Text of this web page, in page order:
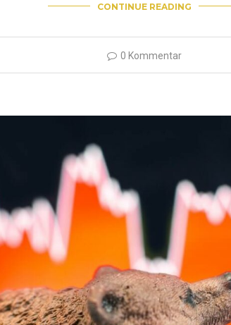
CONTINUE READING
0 Kommentar